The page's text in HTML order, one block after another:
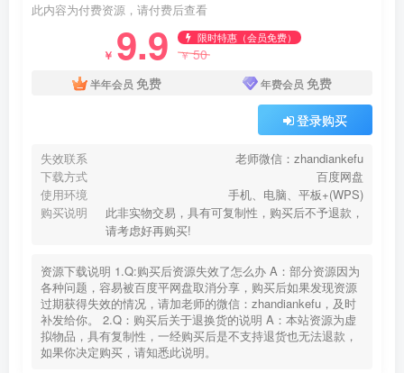
此内容为付费资源，请付费后查看
￥ 9.9 限时特惠（会员免费）
￥50
半年会员 免费 年费会员 免费
登录购买
失效联系
老师微信：zhandiankefu
下载方式
百度网盘
使用环境
手机、电脑、平板+(WPS)
购买说明
此非实物交易，具有可复制性，购买后不予退款，
请考虑好再购买!
资源下载说明 1.Q:购买后资源失效了怎么办 A：部分资源因为
各种问题，容易被百度平网盘取消分享，购买后如果发现资源
过期获得失效的情况，请加老师的微信：zhandiankefu，及时
补发给你。 2.Q：购买后关于退换货的说明 A：本站资源为虚
拟物品，具有复制性，一经购买后是不支持退货也无法退款，
如果你决定购买，请知悉此说明。